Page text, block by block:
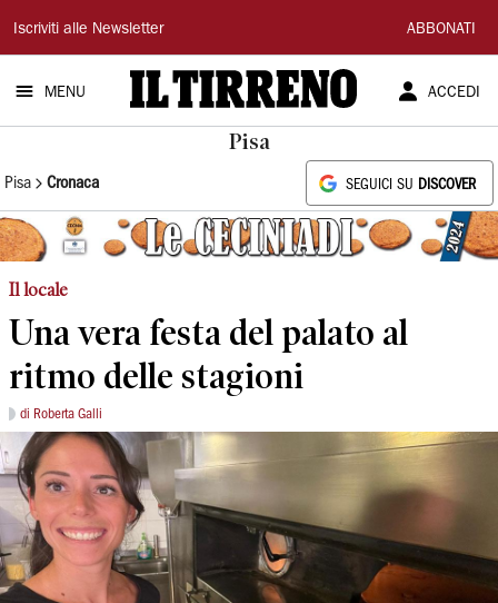
Il
Tirreno
Iscriviti alle Newsletter ABBONATI
MENU ACCEDI
Pisa
Pisa Cronaca SEGUICI SU DISCOVER
Il locale
Una vera festa del palato al
ritmo delle stagioni
di Roberta Galli